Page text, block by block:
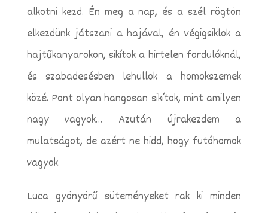
alkotni kezd. Én meg a nap, és a szél rögtön
elkezdünk játszani a hajával, én végigsiklok a
hajtűkanyarokon, sikítok a hirtelen fordulóknál,
és szabadesésben lehullok a homokszemek
közé. Pont olyan hangosan sikítok, mint amilyen
nagy vagyok… Azután újrakezdem a
mulatságot, de azért ne hidd, hogy futóhomok
vagyok.
Luca gyönyörű süteményeket rak ki minden